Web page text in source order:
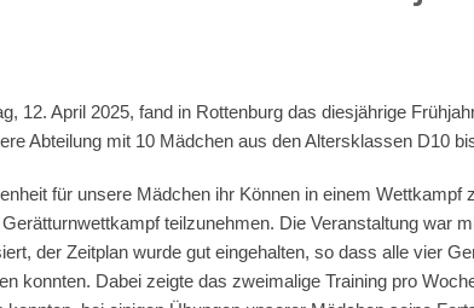
12. April 2025, fand in Rottenburg das diesjährige
Abteilung mit 10 Mädchen aus den Altersklassen D10
für unsere Mädchen ihr Können in einem Wettkampf
teilzunehmen. Die Veranstaltung war
der Zeitplan wurde gut eingehalten, so dass alle vier
konnten. Dabei zeigte das zweimalige Training pro